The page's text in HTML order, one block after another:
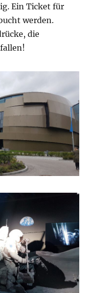
Ein Ticket für
werden.
die